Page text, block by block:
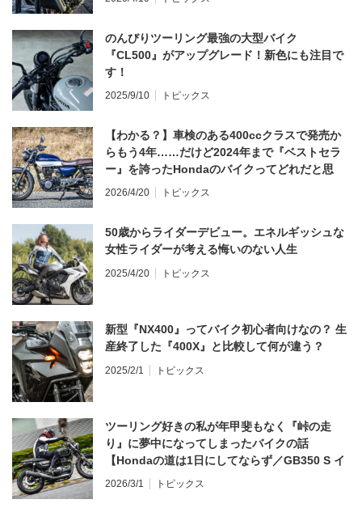
のんびりツーリング最強の大型バイク
『CL500』がアップグレード！新色にも注目で
す！
2025/9/10 トピックス
【わかる？】車検のある400ccクラスで発売か
らもう4年……だけど2024年まで『ベストセラ
ー』を誇ったHondaのバイクってどれだと思
う？
2026/4/20 トピックス
50歳からライダーデビュー。エネルギッシュな
女性ライダーが考える悔いのない人生
2025/4/20 トピックス
新型『NX400』ってバイク初心者向けなの？ 生
産終了した『400X』と比較して何が違う？
2025/2/1 トピックス
ツーリング好きの私が年甲斐もなく『峠の走
り』に夢中になってしまったバイクの話
【Hondaの道は1日にしてならず／GB350 S イ
ンプレ・レビュー 前編】
2026/3/1 トピックス